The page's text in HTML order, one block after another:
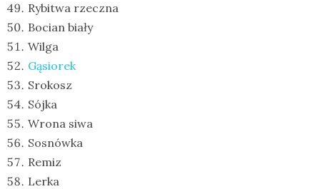
Rybitwa rzeczna
Bocian biały
Wilga
Gąsiorek
Srokosz
Sójka
Wrona siwa
Sosnówka
Remiz
Lerka